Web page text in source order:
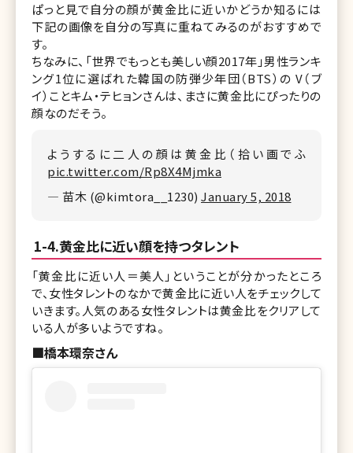
ぱっと見で自分の顔が黄金比に近いかどうか知るには
下記の画像を自分の写真に重ねてみるのがおすすめで
す。
ちなみに、「世界でもっとも美しい顔2017年」男性ランキ
ング1位に選ばれた韓国の防弾少年団（BTS）の V（ブ
イ）ことキム・テヒョンさんは、まさに黄金比にぴったりの
顔なのだそう。
ようするに二人の顔は黄金比（拾い画でふ
pic.twitter.com/Rp8X4Mjmka
— 苗木 (@kimtora__1230) January 5, 2018
1-4.黄金比に近い顔を持つタレント
「黄金比に近い人＝美人」ということが分かったところ
で、女性タレントのなかで黄金比に近い人をチェックして
いきます。人気のある女性タレントは黄金比をクリアして
いる人が多いようですね。
■橋本環奈さん